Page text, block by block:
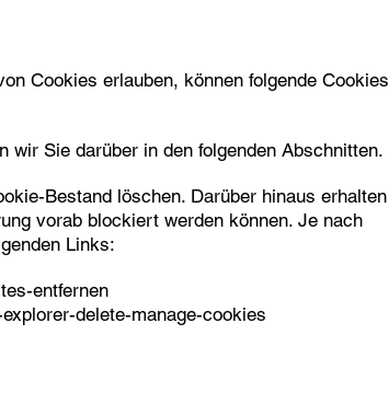
Cookies erlauben, können folgende Cookies
wir Sie darüber in den folgenden Abschnitten.
Bestand löschen. Darüber hinaus erhalten
vorab blockiert werden können. Je nach
Links:
entfernen
delete-manage-cookies